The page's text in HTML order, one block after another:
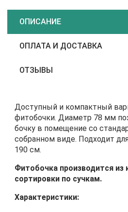
ОПИСАНИЕ
ОПЛАТА И ДОСТАВКА
ОТЗЫВЫ
Доступный и компактный
фитобочки. Диаметр 78 мм
бочку в помещение со
собранном виде. Подходит
190 см.
Фитобочка производится из
сортировки по сучкам.
Характеристики: